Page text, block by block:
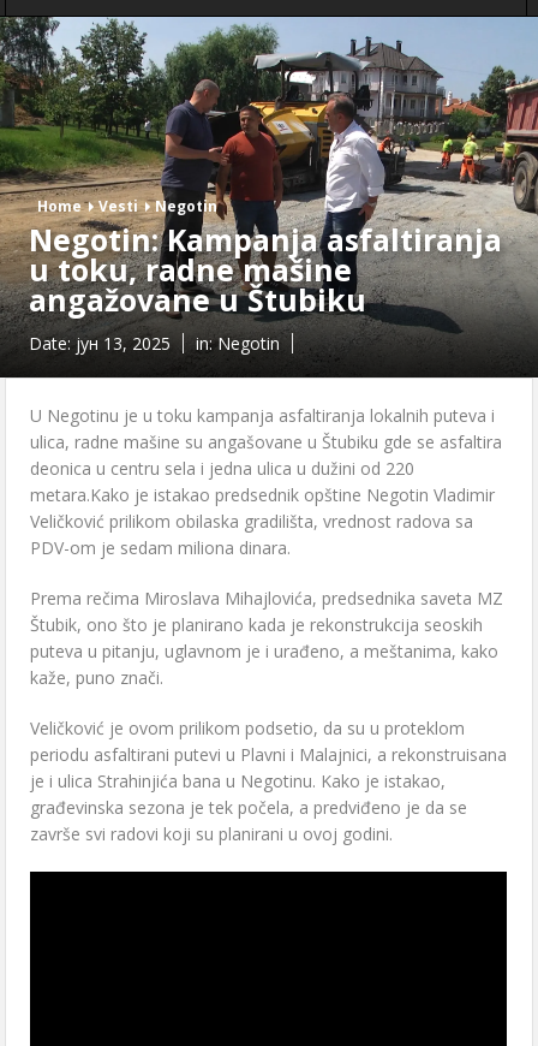
kompleks „Čukaru Peki” i „Malka Golaja“
Home Vesti Negotin
Negotin: Kampanja asfaltiranja
u toku, radne mašine
angažovane u Štubiku
Date:јун 13, 2025 in:Negotin
U Negotinu je u toku kampanja asfaltiranja lokalnih puteva i
ulica, radne mašine su angašovane u Štubiku gde se asfaltira
deonica u centru sela i jedna ulica u dužini od 220
metara.Kako je istakao predsednik opštine Negotin Vladimir
Veličković prilikom obilaska gradilišta, vrednost radova sa
PDV-om je sedam miliona dinara.
Prema rečima Miroslava Mihajlovića, predsednika saveta MZ
Štubik, ono što je planirano kada je rekonstrukcija seoskih
puteva u pitanju, uglavnom je i urađeno, a meštanima, kako
kaže, puno znači.
Veličković je ovom prilikom podsetio, da su u proteklom
periodu asfaltirani putevi u Plavni i Malajnici, a rekonstruisana
je i ulica Strahinjića bana u Negotinu. Kako je istakao,
građevinska sezona je tek počela, a predviđeno je da se
završe svi radovi koji su planirani u ovoj godini.